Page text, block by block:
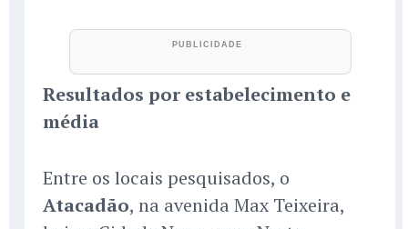
Resultados por estabelecimento e
média
Entre os locais pesquisados, o
Atacadão, na avenida Max Teixeira,